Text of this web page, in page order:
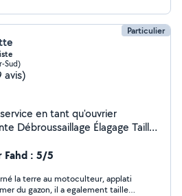
Particulier
Sud)
avis)
en tant qu'ouvrier
Fahd : 5/5
la terre au motoculteur, applati
du gazon, il a egalement tailler